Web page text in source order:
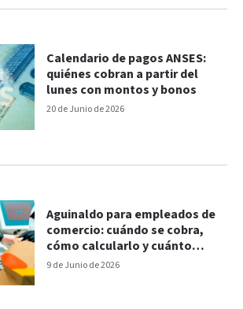
20 de Junio de 2026
Calendario de pagos ANSES:
quiénes cobran a partir del
lunes con montos y bonos
9 de Junio de 2026
Aguinaldo para empleados de
comercio: cuándo se cobra,
cómo calcularlo y cuánto
corresponde